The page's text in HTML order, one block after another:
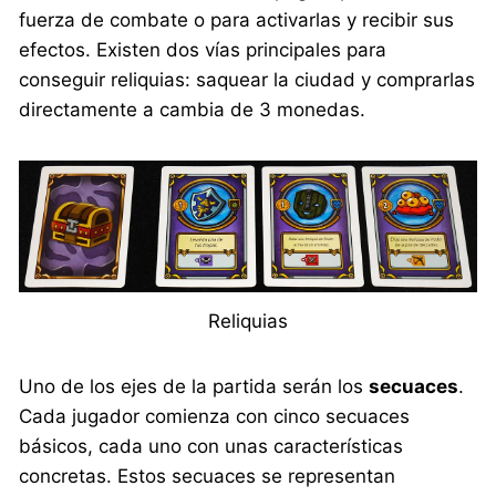
fuerza de combate o para activarlas y recibir sus
efectos. Existen dos vías principales para
conseguir reliquias: saquear la ciudad y comprarlas
directamente a cambia de 3 monedas.
Reliquias
Uno de los ejes de la partida serán lossecuaces.
Cada jugador comienza con cinco secuaces
básicos, cada uno con unas características
concretas. Estos secuaces se representan